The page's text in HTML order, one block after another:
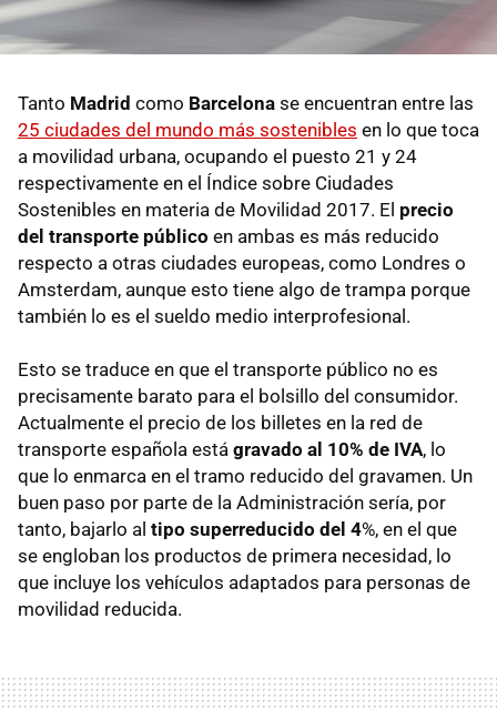
Tanto Madrid como Barcelona se encuentran entre las
25 ciudades del mundo más sostenibles en lo que toca
a movilidad urbana, ocupando el puesto 21 y 24
respectivamente en el Índice sobre Ciudades
Sostenibles en materia de Movilidad 2017. El precio
del transporte público en ambas es más reducido
respecto a otras ciudades europeas, como Londres o
Amsterdam, aunque esto tiene algo de trampa porque
también lo es el sueldo medio interprofesional.
Esto se traduce en que el transporte público no es
precisamente barato para el bolsillo del consumidor.
Actualmente el precio de los billetes en la red de
transporte española está gravado al 10% de IVA, lo
que lo enmarca en el tramo reducido del gravamen. Un
buen paso por parte de la Administración sería, por
tanto, bajarlo al tipo superreducido del 4%, en el que
se engloban los productos de primera necesidad, lo
que incluye los vehículos adaptados para personas de
movilidad reducida.